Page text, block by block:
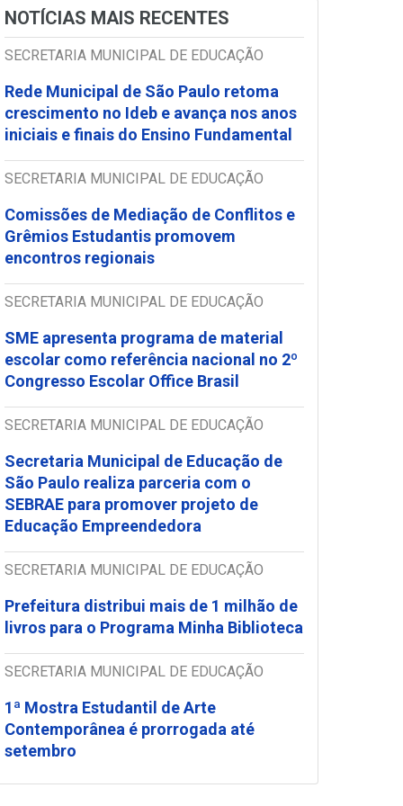
NOTÍCIAS MAIS RECENTES
SECRETARIA MUNICIPAL DE EDUCAÇÃO
Rede Municipal de São Paulo retoma
crescimento no Ideb e avança nos anos
iniciais e finais do Ensino Fundamental
SECRETARIA MUNICIPAL DE EDUCAÇÃO
Comissões de Mediação de Conflitos e
Grêmios Estudantis promovem
encontros regionais
SECRETARIA MUNICIPAL DE EDUCAÇÃO
SME apresenta programa de material
escolar como referência nacional no 2º
Congresso Escolar Office Brasil
SECRETARIA MUNICIPAL DE EDUCAÇÃO
Secretaria Municipal de Educação de
São Paulo realiza parceria com o
SEBRAE para promover projeto de
Educação Empreendedora
SECRETARIA MUNICIPAL DE EDUCAÇÃO
Prefeitura distribui mais de 1 milhão de
livros para o Programa Minha Biblioteca
SECRETARIA MUNICIPAL DE EDUCAÇÃO
1ª Mostra Estudantil de Arte
Contemporânea é prorrogada até
setembro